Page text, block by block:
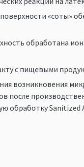
«соты»
обработана
с пищевыми
возникновения
после
обработку Sanitized